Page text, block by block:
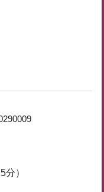
分）